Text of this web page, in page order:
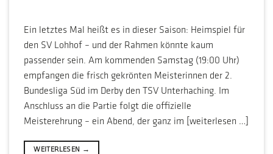
Ein letztes Mal heißt es in dieser Saison: Heimspiel für
den SV Lohhof – und der Rahmen könnte kaum
passender sein. Am kommenden Samstag (19:00 Uhr)
empfangen die frisch gekrönten Meisterinnen der 2.
Bundesliga Süd im Derby den TSV Unterhaching. Im
Anschluss an die Partie folgt die offizielle
Meisterehrung – ein Abend, der ganz im [weiterlesen …]
WEITERLESEN →